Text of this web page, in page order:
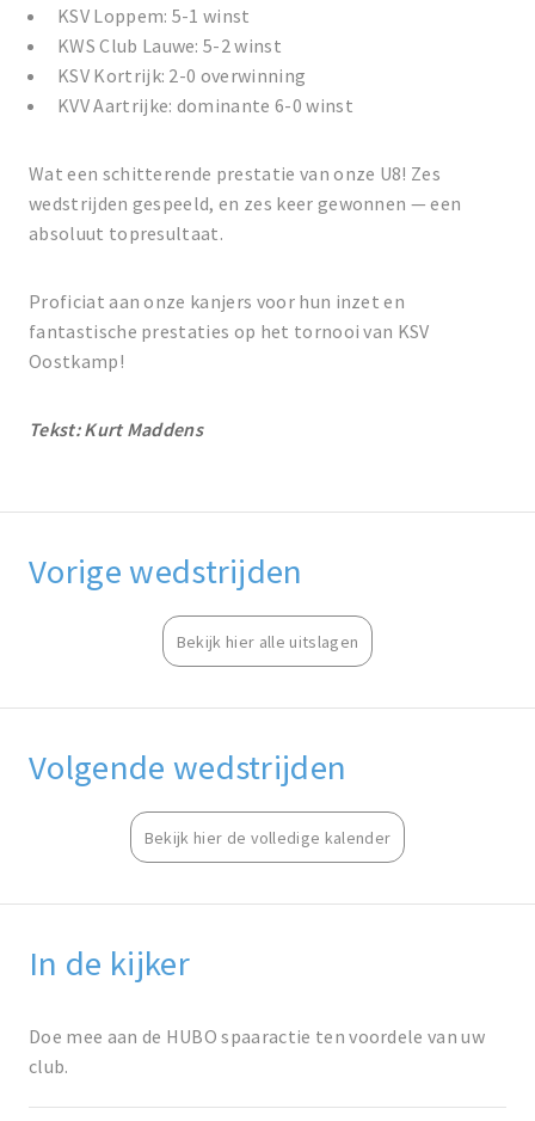
KSV Loppem: 5-1 winst
KWS Club Lauwe: 5-2 winst
KSV Kortrijk: 2-0 overwinning
KVV Aartrijke: dominante 6-0 winst
Wat een schitterende prestatie van onze U8! Zes
wedstrijden gespeeld, en zes keer gewonnen — een
absoluut topresultaat.
Proficiat aan onze kanjers voor hun inzet en
fantastische prestaties op het tornooi van KSV
Oostkamp!
Tekst: Kurt Maddens
Vorige wedstrijden
Bekijk hier alle uitslagen
Volgende wedstrijden
Bekijk hier de volledige kalender
In de kijker
Doe mee aan de HUBO spaaractie ten voordele van uw
club.